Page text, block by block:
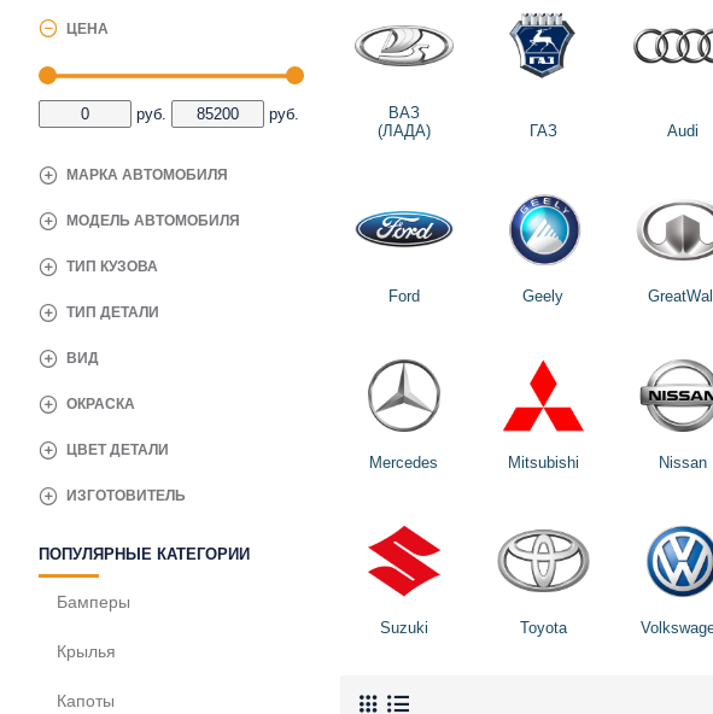
ЦЕНА
руб. руб.
МАРКА АВТОМОБИЛЯ
ВИД
ИЗГОТОВИТЕЛЬ
МОДЕЛЬ АВТОМОБИЛЯ
ОКРАСКА
ТИП ДЕТАЛИ
ТИП КУЗОВА
ЦВЕТ ДЕТАЛИ
ПОПУЛЯРНЫЕ КАТЕГОРИИ
Бамперы
Крылья
Капоты
ВАЗ
(ЛАДА)
ГАЗ Audi
Ford Geely GreatWall
Mercedes Mitsubishi Nissan
Suzuki Toyota